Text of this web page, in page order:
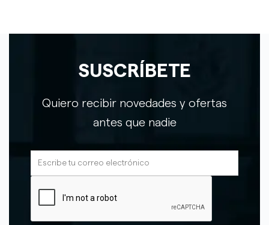
SUSCRÍBETE
Quiero recibir novedades y ofertas
antes que nadie